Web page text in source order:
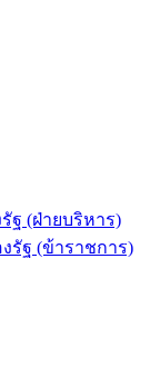
ฐ (ฝ่ายบริหาร)
รัฐ (ข้าราชการ)